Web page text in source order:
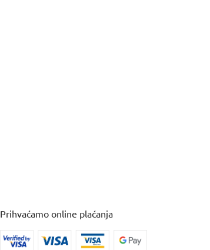
Prihvaćamo online plaćanja